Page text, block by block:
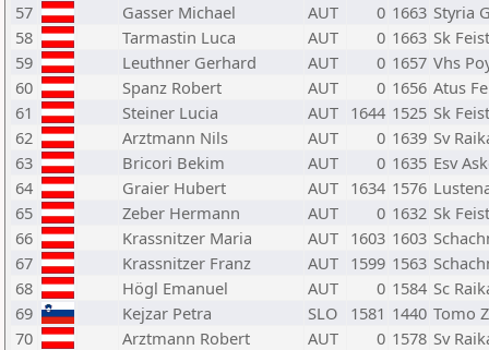
57
Gasser Michael AUT 0 1663 Styria
58
Tarmastin Luca AUT 0 1663 Sk
59
Leuthner Gerhard AUT 0 1657 Vhs
60
Spanz Robert AUT 0 1656 Atus
61
Steiner Lucia AUT 1644 1525 Sk
62
Arztmann Nils AUT 0 1639 Sv
63
Bricori Bekim AUT 0 1635 Esv
64
Graier Hubert AUT 1634 1576
65
Zeber Hermann AUT 0 1632 Sk
66
Krassnitzer Maria AUT 1603 1603
67
Krassnitzer Franz AUT 1599 1563
68
Högl Emanuel AUT 0 1584 Sc
69
Kejzar Petra SLO 1581 1440 Tomo
70
Arztmann Robert AUT 0 1578 Sv